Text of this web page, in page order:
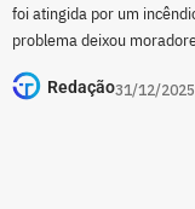
foi atingida por um
problema deixou
Redação31/12/